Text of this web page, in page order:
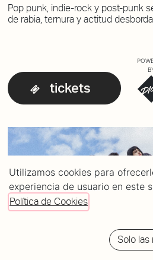
Pop punk, indie-rock y post-punk
de rabia, ternura y actitud
tickets
Utilizamos cookies para
experiencia de usuario en este
Política de Cookies
Solo las